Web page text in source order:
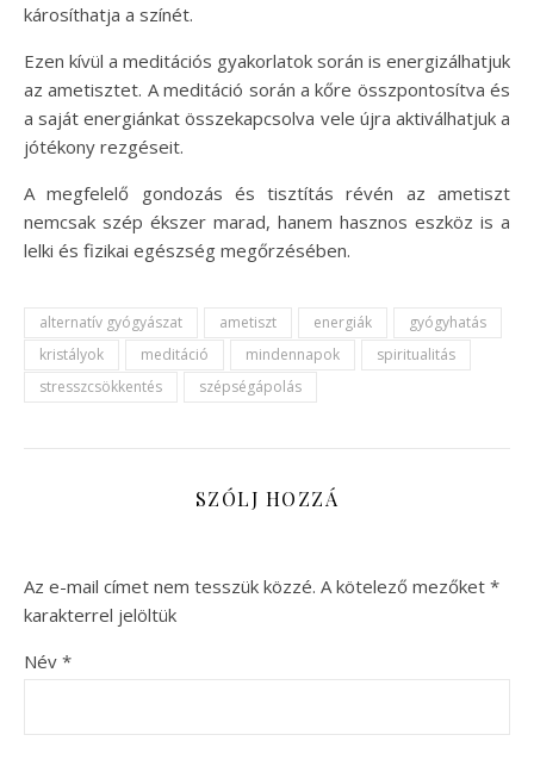
károsíthatja a színét.
Ezen kívül a meditációs gyakorlatok során is energizálhatjuk
az ametisztet. A meditáció során a kőre összpontosítva és
a saját energiánkat összekapcsolva vele újra aktiválhatjuk a
jótékony rezgéseit.
A megfelelő gondozás és tisztítás révén az ametiszt
nemcsak szép ékszer marad, hanem hasznos eszköz is a
lelki és fizikai egészség megőrzésében.
alternatív gyógyászat ametiszt energiák
gyógyhatás
kristályok
meditáció mindennapok
spiritualitás
stresszcsökkentés
szépségápolás
SZÓLJ HOZZÁ
Az e-mail címet nem tesszük közzé. A kötelező mezőket *
karakterrel jelöltük
Név *